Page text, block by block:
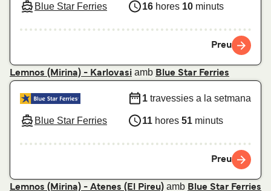
Blue Star Ferries 16 hores 10 minuts
Preu
Lemnos (Mirina) - Karlovasi amb Blue Star Ferries
Blue Star Ferries
1 travessies a la setmana
11 hores 51 minuts
Preu
Lemnos (Mirina) - Atenes (El Pireu) amb Blue Star Ferries